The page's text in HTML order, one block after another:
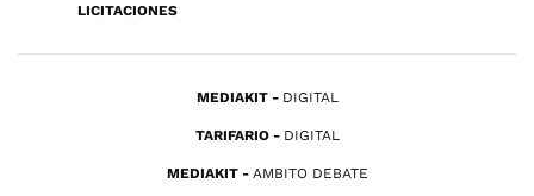
LICITACIONES
MEDIAKIT DIGITAL
TARIFARIO DIGITAL
MEDIAKIT AMBITO DEBATE